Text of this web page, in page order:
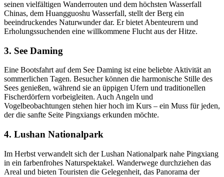
seinen vielfältigen Wanderrouten und dem höchsten Wasserfall
Chinas, dem Huangguoshu Wasserfall, stellt der Berg ein
beeindruckendes Naturwunder dar. Er bietet Abenteurern und
Erholungssuchenden eine willkommene Flucht aus der Hitze.
3. See Daming
Eine Bootsfahrt auf dem See Daming ist eine beliebte Aktivität an
sommerlichen Tagen. Besucher können die harmonische Stille des
Sees genießen, während sie an üppigen Ufern und traditionellen
Fischerdörfern vorbeigleiten. Auch Angeln und
Vogelbeobachtungen stehen hier hoch im Kurs – ein Muss für jeden,
der die sanfte Seite Pingxiangs erkunden möchte.
4. Lushan Nationalpark
Im Herbst verwandelt sich der Lushan Nationalpark nahe Pingxiang
in ein farbenfrohes Naturspektakel. Wanderwege durchziehen das
Areal und bieten Touristen die Gelegenheit, das Panorama der